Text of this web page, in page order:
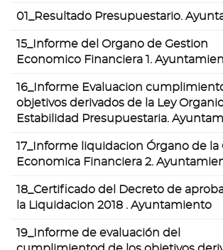
01_Resultado Presupuestario.
15_Informe del Organo de Gestion
Economico Financiera 1.
16_Informe Evaluacion
objetivos derivados de la Ley
Estabilidad Presupuestaria.
17_Informe liquidacion Órgano de la
Economica Financiera 2.
18_Certificado del Decreto de
la Liquidacion 2018 . Ayuntamiento
19_Informe de evaluación del